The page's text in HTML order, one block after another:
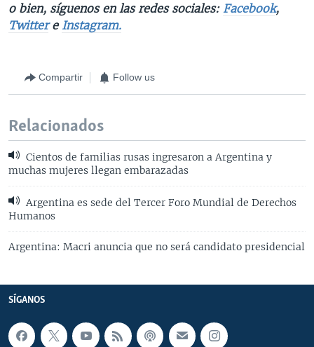
o bien, síguenos en las redes sociales: Facebook,
Twittere Instagram.
Compartir Follow us
Relacionados
Cientos de familias rusas ingresaron a Argentina y
muchas mujeres llegan embarazadas
Argentina es sede del Tercer Foro Mundial de Derechos
Humanos
Argentina: Macri anuncia que no será candidato presidencial
SÍGANOS